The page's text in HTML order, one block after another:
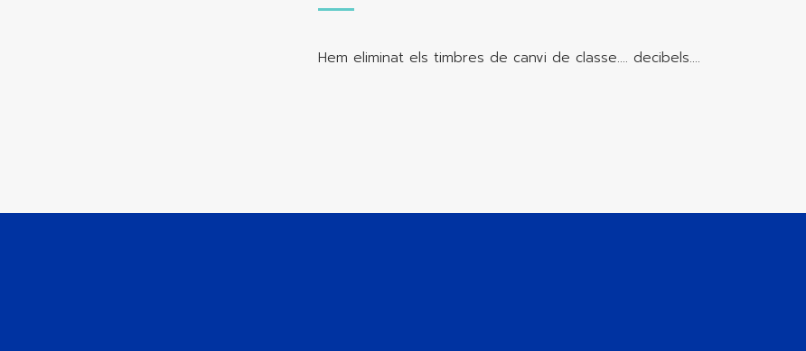
Hem eliminat els timbres de canvi de classe…. decibels….